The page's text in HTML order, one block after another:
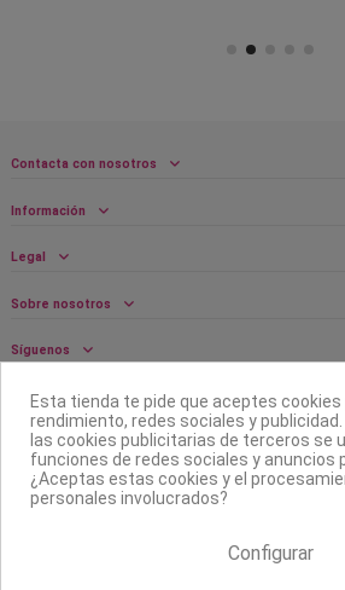
Contacta con nosotros
Información
Legal
Sobre nosotros
Síguenos
Boletín
Esta tienda te pide que aceptes cookies
rendimiento, redes sociales y
las cookies publicitarias de terceros se
funciones de redes sociales y anuncios
¿Aceptas estas cookies y el
personales involucrados?
Configurar